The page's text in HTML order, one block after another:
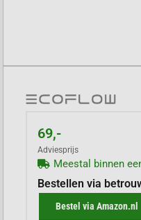
69,-
Adviesprijs
Meestal binnen
Bestellen via
Bestel via Amazon.nl